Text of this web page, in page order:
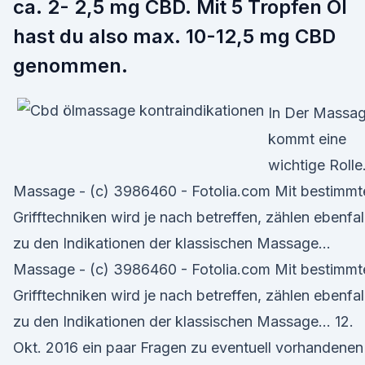
ca. 2- 2,5 mg CBD. Mit 5 Tropfen Öl
hast du also max. 10-12,5 mg CBD
genommen.
In Der
kommt eine
wichtige
Massage - (c) 3986460 - Fotolia.com Mit
Grifftechniken wird je nach betreffen, zählen
zu den Indikationen der klassischen Massage…
Massage - (c) 3986460 - Fotolia.com Mit
Grifftechniken wird je nach betreffen, zählen
zu den Indikationen der klassischen Massage… 12.
Okt. 2016 ein paar Fragen zu eventuell vorhandenen